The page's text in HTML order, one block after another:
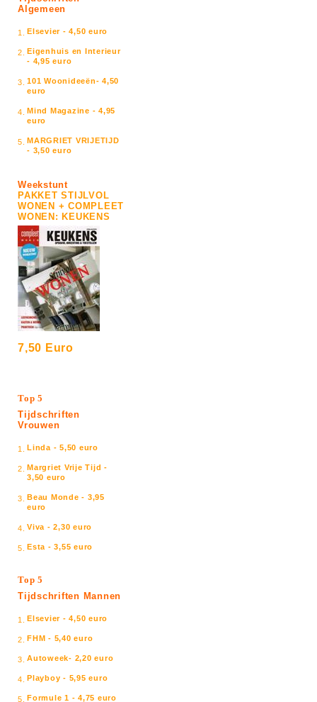
Algemeen
1. Elsevier - 4,50 euro
2. Eigenhuis en Interieur
- 4,95 euro
3. 101 Woonideeën- 4,50
euro
4. Mind Magazine - 4,95
euro
5. MARGRIET VRIJETIJD
- 3,50 euro
Weekstunt
PAKKET STIJLVOL
WONEN + COMPLEET
WONEN: KEUKENS
7,50 Euro
Top 5
Tijdschriften
Vrouwen
1. Linda - 5,50 euro
2. Margriet Vrije Tijd -
3,50 euro
3. Beau Monde - 3,95
euro
4. Viva - 2,30 euro
5. Esta - 3,55 euro
Top 5
Tijdschriften Mannen
1. Elsevier - 4,50 euro
2. FHM - 5,40 euro
3. Autoweek- 2,20 euro
4. Playboy - 5,95 euro
5. Formule 1 - 4,75 euro